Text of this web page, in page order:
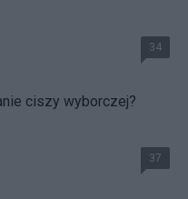
34
ciszy wyborczej?
37